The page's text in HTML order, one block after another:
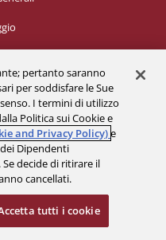
cookie
All rights reserved
pertanto saranno
per soddisfare le Sue
I termini di utilizzo
Politica sui Cookie e
and Privacy Policy) e
Dipendenti
. Se decide di ritirare il
cancellati.
tutti i cookie